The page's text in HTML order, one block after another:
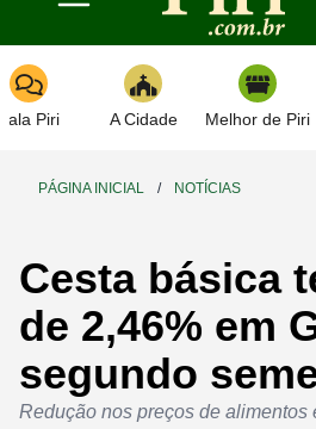
Toggle navigation
Piri A Cidade Melhor de Piri
PÁGINA INICIAL / NOTÍCIAS
Cesta básica
de 2,46% em
segundo
Redução nos preços de alimentos